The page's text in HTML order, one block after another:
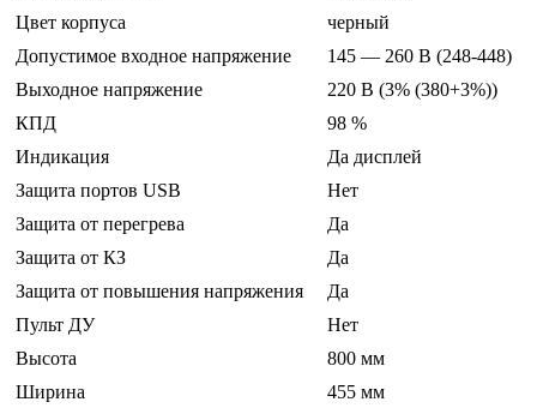
Цвет корпуса
черный
Допустимое входное напряжение
145 — 260 В (248-448)
Выходное напряжение
220 В (3% (380+3%))
КПД
98 %
Индикация
Да дисплей
Защита портов USB
Нет
Защита от перегрева
Да
Защита от КЗ
Да
Защита от повышения напряжения
Да
Пульт ДУ
Нет
Высота
800 мм
Ширина
455 мм